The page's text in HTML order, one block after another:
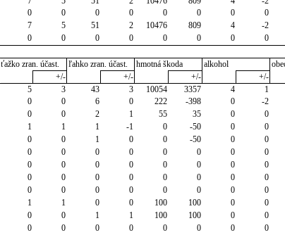
0 0 0 0 0 0 0 0
7 5 51 2 10476 809 4 -2
0 0 0 0 0 0 0 0
ťažko zran. účast. ľahko zran. účast. hmotná škoda alkohol
+/- +/- +/- +/-
5 3 43 3 10054 3357 4 1
0 0 6 0 222 -398 0 -2
0 0 2 1 55 35 0 0
1 1 1 -1 0 -50 0 0
0 0 1 0 0 -50 0 0
0 0 0 0 0 0 0 0
0 0 0 0 0 0 0 0
0 0 0 0 0 0 0 0
0 0 0 0 0 0 0 0
1 1 0 0 100 100 0 0
0 0 1 1 100 100 0 0
0 0 0 0 0 0 0 0